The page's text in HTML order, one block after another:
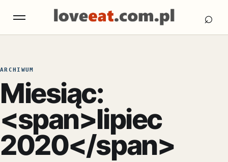
Otwórz menu ⌕
ARCHIWUM
Miesiąc:
<span>lipiec
2020</span>